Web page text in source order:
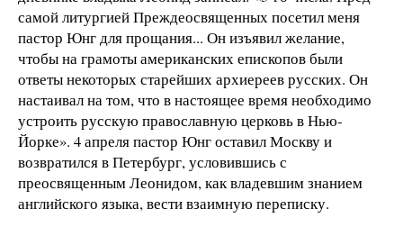
самой литургией Преждеосвященных посетил меня
пастор Юнг для прощания... Он изъявил желание,
чтобы на грамоты американских епископов были
ответы некоторых старейших архиереев русских. Он
настаивал на том, что в настоящее время необходимо
устроить русскую православную церковь в Нью-
Йорке». 4 апреля пастор Юнг оставил Москву и
возвратился в Петербург, условившись с
преосвященным Леонидом, как владевшим знанием
английского языка, вести взаимную переписку.